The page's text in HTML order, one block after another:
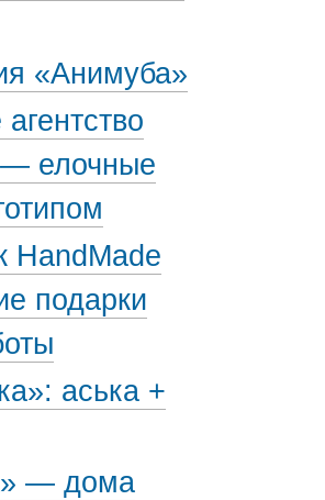
«Анимуба»
— елочные
HandMade
подарки
аська +
— дома